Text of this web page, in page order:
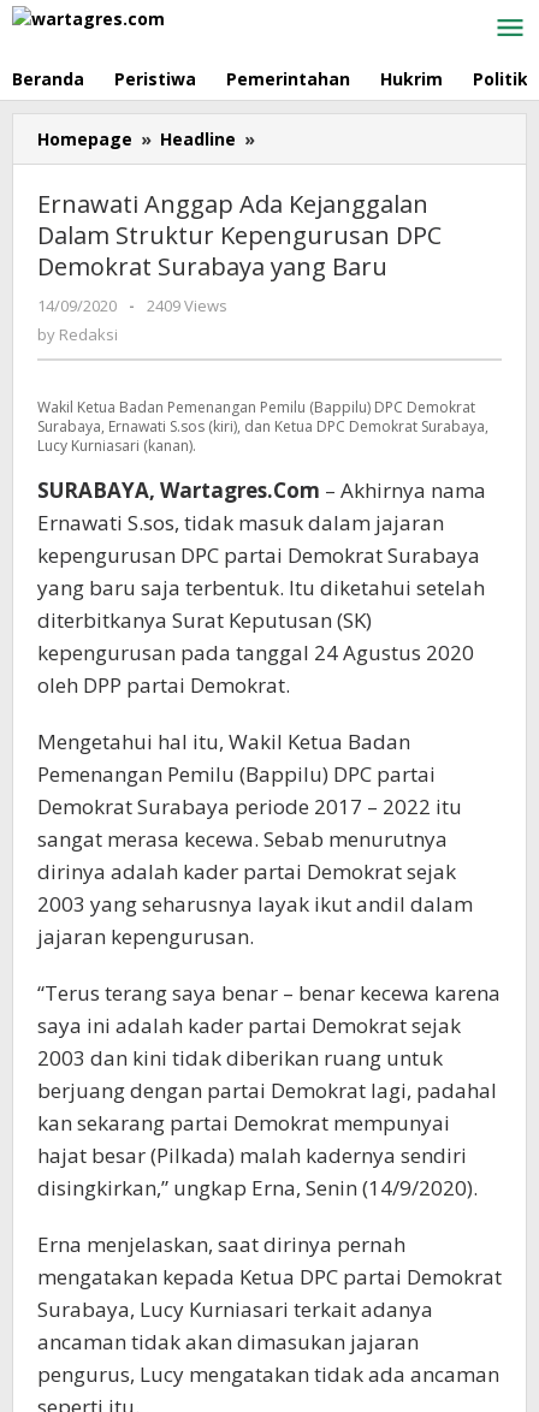
Skip
Beranda Peristiwa Pemerintahan Hukrim Politik
Homepage » Headline »
Anggap
Ada
Kejanggalan
Dalam
Struktur
Surabaya
Baru
Ernawati Anggap Ada Kejanggalan
Dalam Struktur Kepengurusan DPC
Demokrat Surabaya yang Baru
14/09/2020
by
-
2409 Views
by Redaksi
Wakil Ketua Badan Pemenangan Pemilu (Bappilu) DPC Demokrat
Surabaya, Ernawati S.sos (kiri), dan Ketua DPC Demokrat Surabaya,
Lucy Kurniasari (kanan).
SURABAYA, Wartagres.Com – Akhirnya nama
Ernawati S.sos, tidak masuk dalam jajaran
kepengurusan DPC partai Demokrat Surabaya
yang baru saja terbentuk. Itu diketahui setelah
diterbitkanya Surat Keputusan (SK)
kepengurusan pada tanggal 24 Agustus 2020
oleh DPP partai Demokrat.
Mengetahui hal itu, Wakil Ketua Badan
Pemenangan Pemilu (Bappilu) DPC partai
Demokrat Surabaya periode 2017 – 2022 itu
sangat merasa kecewa. Sebab menurutnya
dirinya adalah kader partai Demokrat sejak
2003 yang seharusnya layak ikut andil dalam
jajaran kepengurusan.
“Terus terang saya benar – benar kecewa karena
saya ini adalah kader partai Demokrat sejak
2003 dan kini tidak diberikan ruang untuk
berjuang dengan partai Demokrat lagi, padahal
kan sekarang partai Demokrat mempunyai
hajat besar (Pilkada) malah kadernya sendiri
disingkirkan,” ungkap Erna, Senin (14/9/2020).
Erna menjelaskan, saat dirinya pernah
mengatakan kepada Ketua DPC partai Demokrat
Surabaya, Lucy Kurniasari terkait adanya
ancaman tidak akan dimasukan jajaran
pengurus, Lucy mengatakan tidak ada ancaman